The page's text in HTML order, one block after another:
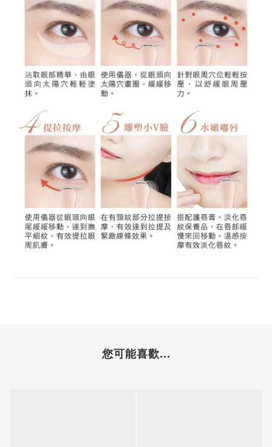
您可能喜歡...